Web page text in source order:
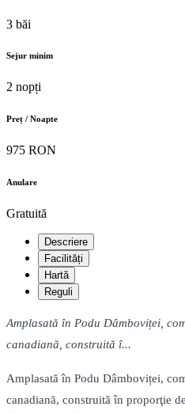
3 băi
Sejur minim
2 nopți
Preț / Noapte
975 RON
Anulare
Gratuită
Descriere
Facilități
Hartă
Reguli
Amplasată în Podu Dâmboviței,
canadiană, construită î...
Amplasată în Podu Dâmboviței,
canadiană, construită în proporţie